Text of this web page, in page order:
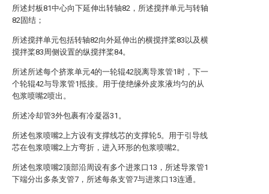
所述封板81中心向下延伸出转轴82，所述搅拌单元与转轴
82固结；
所述搅拌单元包括转轴82向外延伸出的横搅拌桨83以及横
搅拌桨83周侧设置的纵搅拌桨84。
所述所述每个挤浆单元4的一轮辊42脱离导浆管1时，下一
个轮辊42与导浆管1抵接。用于使绝缘外皮浆液均匀的从
包浆喷嘴2喷出。
所述冷却管3外包裹有冷凝器31。
所述包浆喷嘴2上方设有支撑线芯的支撑轮5。用于引导线
芯在包浆喷嘴2上方弯折，进入环形的包浆喷嘴2。
所述包浆喷嘴2顶部沿周设有多个进浆口13，所述导浆管1
下端分出多条支管7，所述每条支管7与进浆口13连通。